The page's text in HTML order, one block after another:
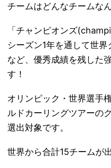
チームはどんなチームな
「チャンピオンズ
シーズン1年を通して世
など、優秀成績を残した
す！
オリンピック・世界選手
ルドカーリングツアーの
選出対象です。
世界から合計15チームが